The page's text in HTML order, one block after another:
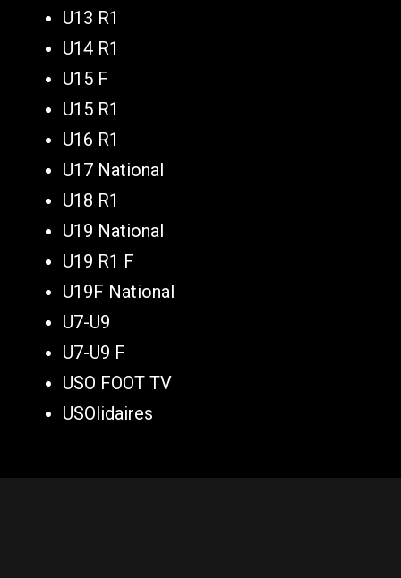
U13 R1
U14 R1
U15 F
U15 R1
U16 R1
U17 National
U18 R1
U19 National
U19 R1 F
U19F National
U7-U9
U7-U9 F
USO FOOT TV
USOlidaires